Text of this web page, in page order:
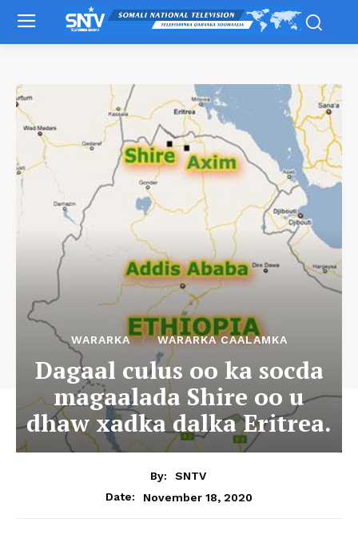
WARARKA WARARKA CAALAMKA
Dagaal culus oo ka socda
magaalada Shire oo u
dhaw xadka dalka Eritrea.
By:
SNTV
Date:
November 18, 2020